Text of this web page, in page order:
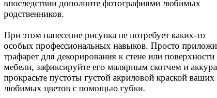
впоследствии дополните фотографиями любимых
родственников.
При этом нанесение рисунка не потребует каких-то
особых профессиональных навыков. Просто
трафарет для декорирования к стене или поверхности
мебели, зафиксируйте его малярным скотчем и
прокрасьте пустоты густой акриловой краской ваших
любимых цветов с помощью губки.